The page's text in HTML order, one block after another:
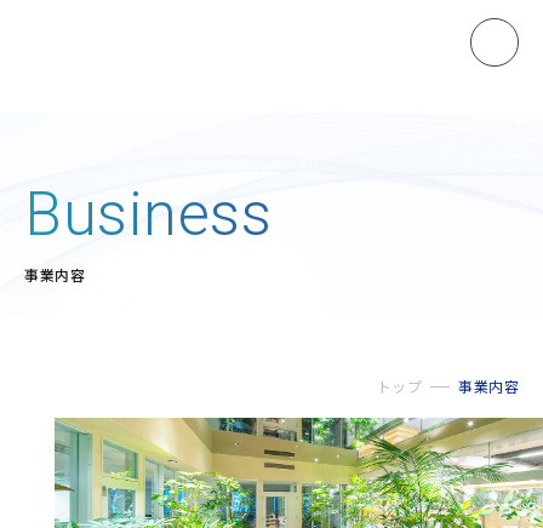
製品情報
マノスタートランスミッタ
受信計
開平演算器
Business
事業内容
トップ 事業内容